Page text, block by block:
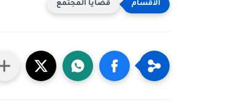
قضايا المجتمع